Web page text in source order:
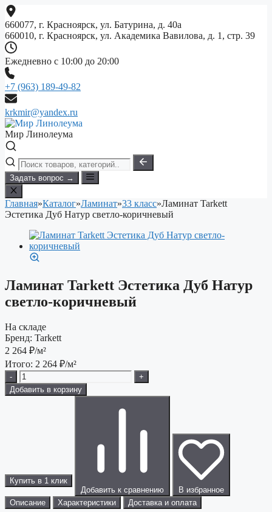
Перейти
к
содержимому
660077, г. Красноярск, ул. Батурина, д. 40а
660010, г. Красноярск, ул. Академика Вавилова, д. 1, стр. 39
Ежедневно с 10:00 до 20:00
+7 (963) 189-49-82
krkmir@yandex.ru
Мир Линолеума
Задать вопрос →
Главная»Каталог»Ламинат»33 класс»Ламинат Tarkett
Эстетика Дуб Натур светло-коричневый
Ламинат Tarkett Эстетика Дуб Натур
светло-коричневый
На складе
Бренд: Tarkett
2 264 ₽/м²
Итого: 2 264 ₽/м²
-
+
Добавить в корзину
Купить в 1 клик
Добавить к сравнению
В избранное
Описание
Характеристики Доставка и оплата